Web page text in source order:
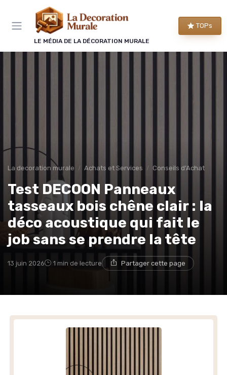
LE MÉDIA DE LA DÉCORATION MURALE
TOPs
La decoration murale Achats et Services Conseils d'Achat
Test DECOON Panneaux
tasseaux bois chêne clair : la
déco acoustique qui fait le
job sans se prendre la tête
13 juin 2026 1 min de lecture Partager cette page
Panneau de gestion des cookies